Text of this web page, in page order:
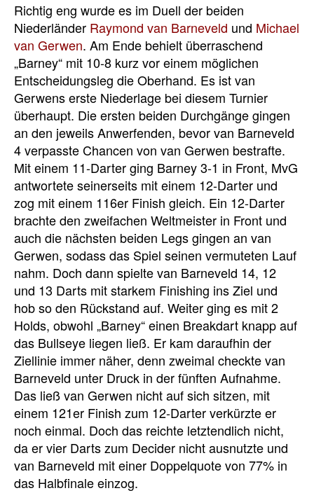
Richtig eng wurde es im Duell der beiden
Niederländer Raymond van Barneveld und Michael
van Gerwen. Am Ende behielt überraschend
„Barney“ mit 10-8 kurz vor einem möglichen
Entscheidungsleg die Oberhand. Es ist van
Gerwens erste Niederlage bei diesem Turnier
überhaupt. Die ersten beiden Durchgänge gingen
an den jeweils Anwerfenden, bevor van Barneveld
4 verpasste Chancen von van Gerwen bestrafte.
Mit einem 11-Darter ging Barney 3-1 in Front, MvG
antwortete seinerseits mit einem 12-Darter und
zog mit einem 116er Finish gleich. Ein 12-Darter
brachte den zweifachen Weltmeister in Front und
auch die nächsten beiden Legs gingen an van
Gerwen, sodass das Spiel seinen vermuteten Lauf
nahm. Doch dann spielte van Barneveld 14, 12
und 13 Darts mit starkem Finishing ins Ziel und
hob so den Rückstand auf. Weiter ging es mit 2
Holds, obwohl „Barney“ einen Breakdart knapp auf
das Bullseye liegen ließ. Er kam daraufhin der
Ziellinie immer näher, denn zweimal checkte van
Barneveld unter Druck in der fünften Aufnahme.
Das ließ van Gerwen nicht auf sich sitzen, mit
einem 121er Finish zum 12-Darter verkürzte er
noch einmal. Doch das reichte letztendlich nicht,
da er vier Darts zum Decider nicht ausnutzte und
van Barneveld mit einer Doppelquote von 77% in
das Halbfinale einzog.